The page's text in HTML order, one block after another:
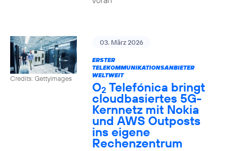
Credits: Gettyimages
03. März 2026
ERSTER
TELEKOMMUNIKATIONSANBIETER
WELTWEIT
O2 Telefónica bringt
cloudbasiertes 5G-
Kernnetz mit Nokia
und AWS Outposts
ins eigene
Rechenzentrum